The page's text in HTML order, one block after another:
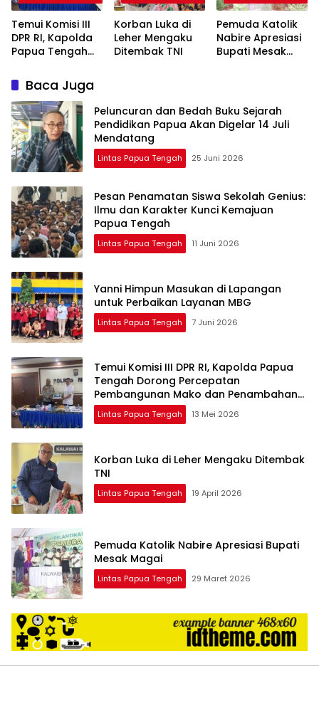
Temui Komisi III
DPR RI, Kapolda
Papua Tengah
Percepatan
Pembangunan
Mako dan
Penambahan
Personel
Korban Luka di
Leher Mengaku
Ditembak TNI
Pemuda Katolik
Nabire Apresiasi
Bupati Mesak
Baca Juga
Peluncuran dan Bedah Buku Sejarah
Pendidikan Papua Akan Digelar 14 Juli
Mendatang
Lintas Papua Tengah 25 Juni 2026
Pesan Penamatan Siswa Sekolah Genius:
Ilmu dan Karakter Kunci Kemajuan
Papua Tengah
Lintas Papua Tengah 11 Juni 2026
Yanni Himpun Masukan di Lapangan
untuk Perbaikan Layanan MBG
Lintas Papua Tengah 7 Juni 2026
Temui Komisi III DPR RI, Kapolda Papua
Tengah Dorong Percepatan
Pembangunan Mako dan Penambahan
Personel
Lintas Papua Tengah 13 Mei 2026
Korban Luka di Leher Mengaku Ditembak
TNI
Lintas Papua Tengah 19 April 2026
Pemuda Katolik Nabire Apresiasi Bupati
Mesak Magai
Lintas Papua Tengah 29 Maret 2026